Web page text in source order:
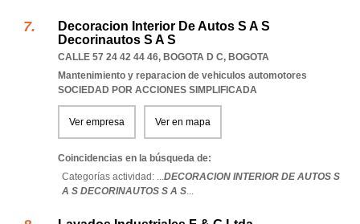
Decoracion Interior De Autos S A S
Decorinautos S A S
CALLE 57 24 42 44 46, BOGOTA D C, BOGOTA
Mantenimiento y reparacion de vehiculos automotores
SOCIEDAD POR ACCIONES SIMPLIFICADA
Ver empresa Ver en mapa
Coincidencias en la búsqueda de:
Categorías actividad: ...DECORACION INTERIOR DE AUTOS S
A S DECORINAUTOS S A S...